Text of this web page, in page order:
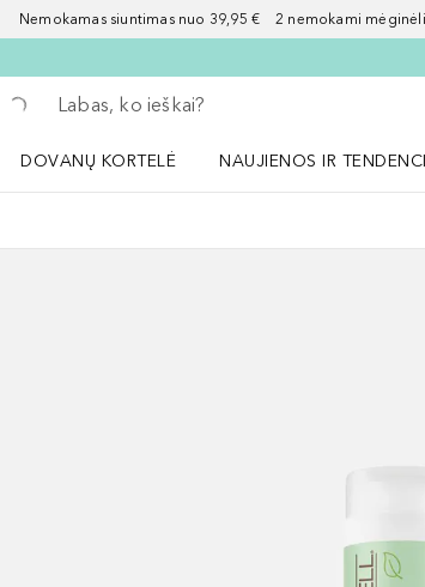
Nemokamas siuntimas nuo 39,95 € 2 nemokami
Grįžk atgal
Vykdykite paiešką
DOVANŲ KORTELĖ
NAUJIENOS IR